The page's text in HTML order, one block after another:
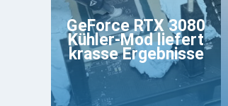
GeForce RTX 3080
Kühler-Mod liefert
krasse Ergebnisse